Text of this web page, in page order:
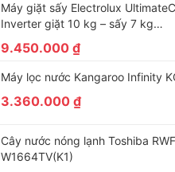
Máy giặt sấy Electrolux
Inverter giặt 10 kg – sấy 7 kg
9.450.000₫
Máy lọc nước Kangaroo Infinity
3.360.000₫
Cây nước nóng lạnh Toshiba
W1664TV(K1)